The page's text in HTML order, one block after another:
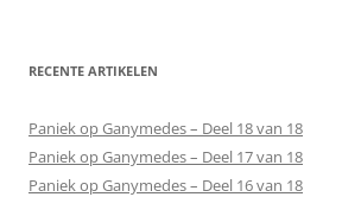
RECENTE ARTIKELEN
Paniek op Ganymedes – Deel 18 van 18
Paniek op Ganymedes – Deel 17 van 18
Paniek op Ganymedes – Deel 16 van 18